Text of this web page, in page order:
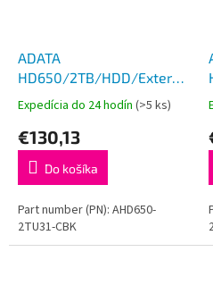
ADATA
HD650/2TB/HDD/Externý/
Čierna/3R
Expedícia do 24 hodín (>5 ks)
€130,13
Do košíka
Part number (PN): AHD650-
2TU31-CBK